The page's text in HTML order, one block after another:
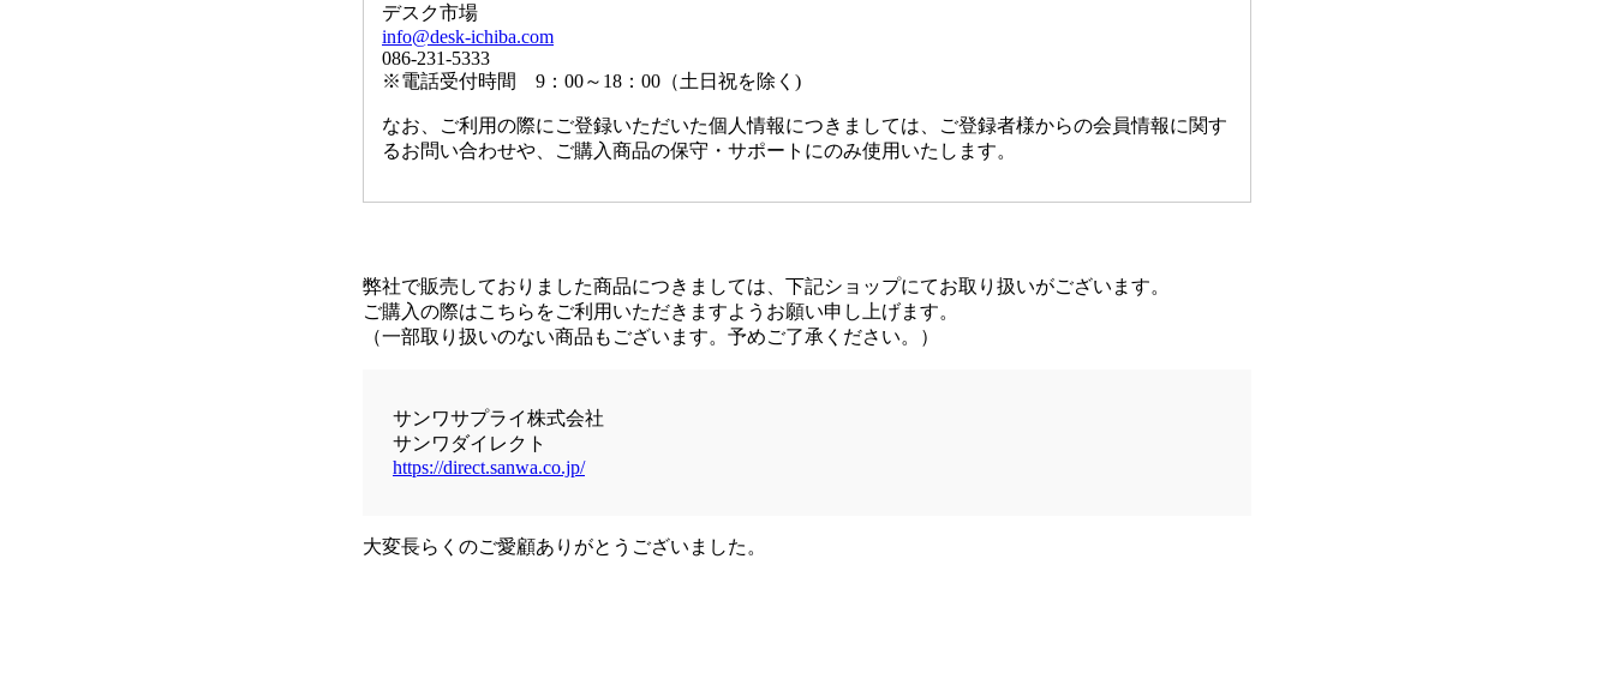
デスク市場
info@desk-ichiba.com
086-231-5333
※電話受付時間 9：00～18：00（土日祝を除く)
なお、ご利用の際にご登録いただいた個人情報につきましては、ご登録者様からの会員情報に関す
るお問い合わせや、ご購入商品の保守・サポートにのみ使用いたします。
弊社で販売しておりました商品につきましては、下記ショップにてお取り扱いがございます。
ご購入の際はこちらをご利用いただきますようお願い申し上げます。
（一部取り扱いのない商品もございます。予めご了承ください。）
サンワサプライ株式会社
サンワダイレクト
https://direct.sanwa.co.jp/
大変長らくのご愛顧ありがとうございました。